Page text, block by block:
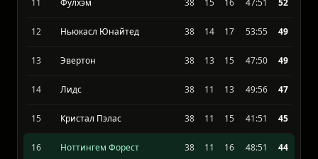
10 Челси 38 14 14 58:52 52
11 Фулхэм 38 15 16 47:51 52
12 Ньюкасл Юнайтед 38 14 17 53:55 49
13 Эвертон 38 13 15 47:50 49
14 Лидс 38 11 13 49:56 47
15 Кристал Пэлас 38 11 15 41:51 45